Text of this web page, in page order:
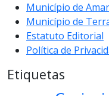
Município de
Município de
Estatuto Editorial
Política de
Etiquetas